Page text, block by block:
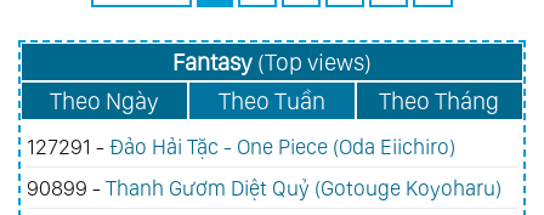
Fantasy(Top views)
Theo Ngày
Theo Tuần Theo Tháng
127291 -Đảo Hải Tặc - One Piece (Oda Eiichiro)
90899 -Thanh Gươm Diệt Quỷ (Gotouge Koyoharu)